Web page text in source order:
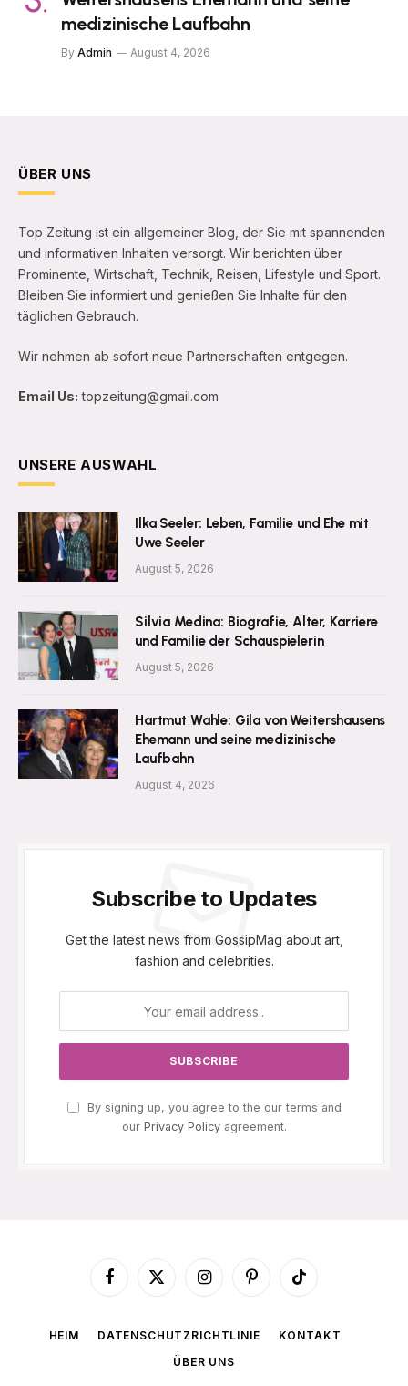
medizinische Laufbahn
By Admin August 4, 2026
ÜBER UNS
Top Zeitung ist ein allgemeiner Blog, der Sie mit spannenden
und informativen Inhalten versorgt. Wir berichten über
Prominente, Wirtschaft, Technik, Reisen, Lifestyle und Sport.
Bleiben Sie informiert und genießen Sie Inhalte für den
täglichen Gebrauch.
Wir nehmen ab sofort neue Partnerschaften entgegen.
Email Us: topzeitung@gmail.com
UNSERE AUSWAHL
Ilka Seeler: Leben, Familie und Ehe mit
Uwe Seeler
August 5, 2026
Silvia Medina: Biografie, Alter, Karriere
und Familie der Schauspielerin
August 5, 2026
Hartmut Wahle: Gila von Weitershausens
Ehemann und seine medizinische
Laufbahn
August 4, 2026
Subscribe to Updates
Get the latest news from GossipMag about art,
fashion and celebrities.
By signing up, you agree to the our terms and
our Privacy Policyagreement.
Facebook
X
InstagramPinterestTikTok
HEIM DATENSCHUTZRICHTLINIE
KONTAKT
ÜBER UNS